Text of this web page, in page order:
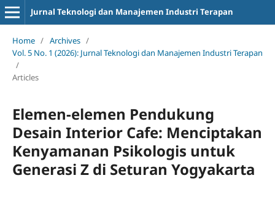
Jurnal Teknologi dan Manajemen Industri Terapan
Home / Archives /
Vol. 5 No. 1 (2026): Jurnal Teknologi dan Manajemen Industri Terapan
/
Articles
Elemen-elemen Pendukung
Desain Interior Cafe: Menciptakan
Kenyamanan Psikologis untuk
Generasi Z di Seturan Yogyakarta